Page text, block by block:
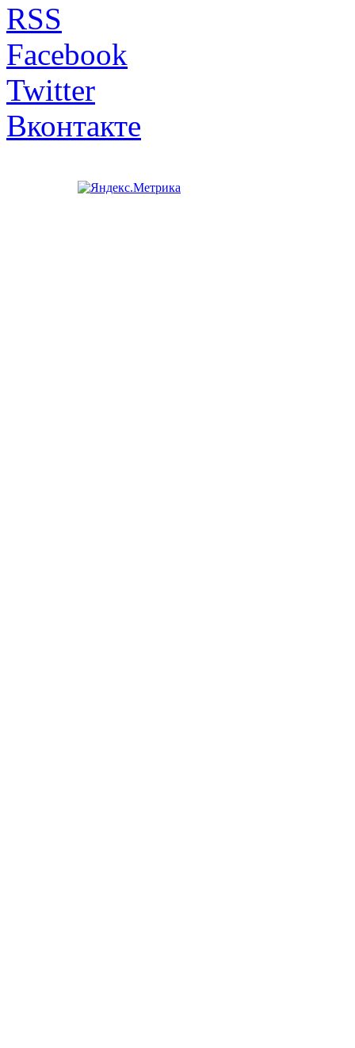
RSS
Facebook
Twitter
Вконтакте